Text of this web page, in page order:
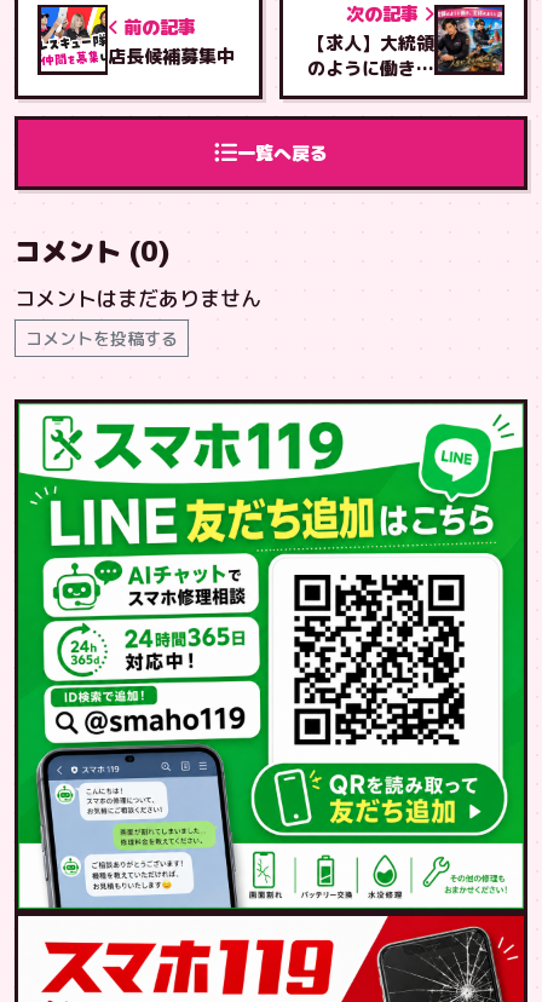
前の記事
店長候補募集中
一覧へ戻る
次の記事
【求人】大統領
のように働き、
王様のように遊
ぶ｜沖縄スマホ
１１９の仲間募
コメント (0)
コメントはまだありません
コメントを投稿する